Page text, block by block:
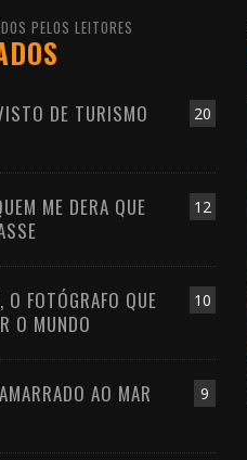
PELOS LEITORES
20
DE TURISMO
12
ME DERA QUE
10
FOTÓGRAFO QUE
O MUNDO
9
AO MAR